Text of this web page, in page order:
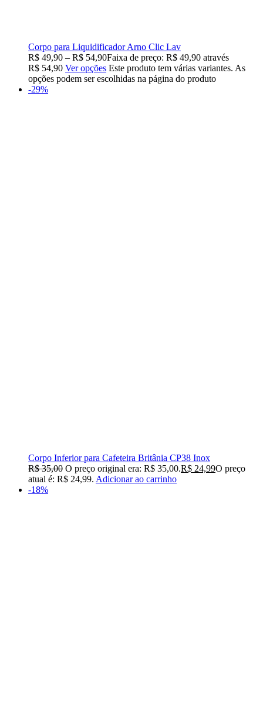
Corpo para Liquidificador Arno Clic Lav
R$ 49,90 – R$ 54,90Faixa de preço: R$ 49,90 através
R$ 54,90 Ver opções Este produto tem várias variantes. As
opções podem ser escolhidas na página do produto
-29%
Corpo Inferior para Cafeteira Britânia CP38 Inox
R$35,00 O preço original era: R$ 35,00.R$ 24,99O preço
atual é: R$ 24,99. Adicionar ao carrinho
-18%